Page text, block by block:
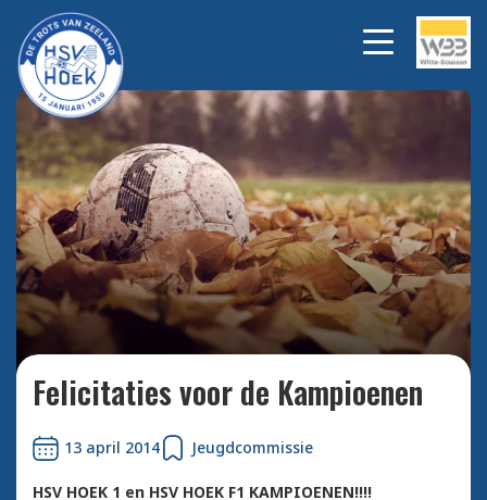
Bekijk alle foto's
Felicitaties voor de Kampioenen
13 april 2014 Jeugdcommissie
HSV HOEK 1 en HSV HOEK F1 KAMPIOENEN!!!!